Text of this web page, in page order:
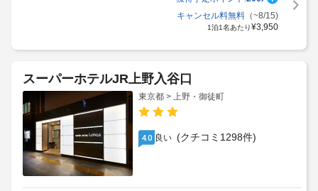
キャンセル料無料（~8/15)
1泊1名あたり¥3,950
スーパーホテルJR上野入谷口
東京都 > 上野・御徒町
4.0 良い (クチコミ1298件)